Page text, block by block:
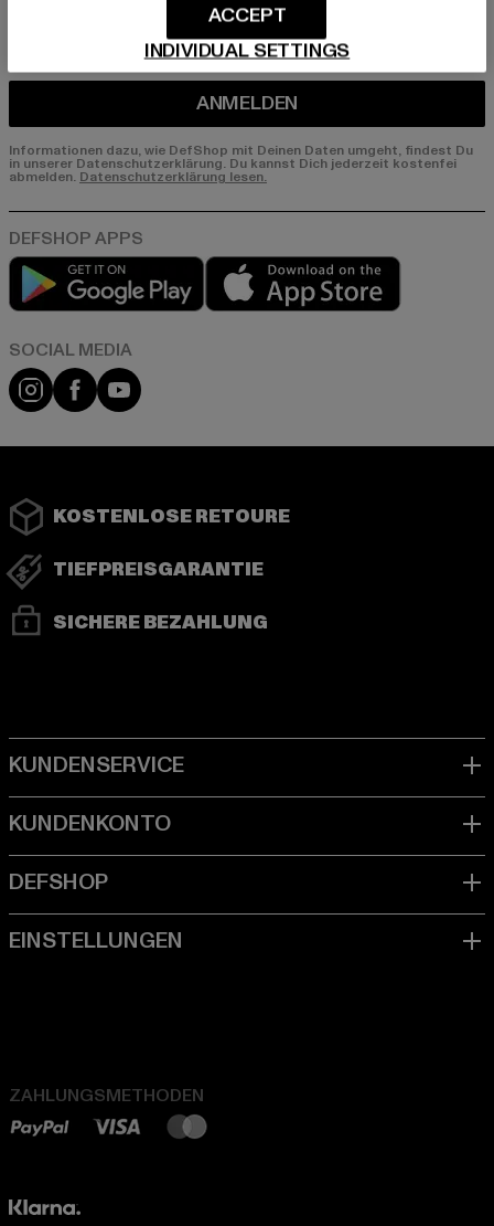
ANMELDEN
Informationen dazu, wie DefShop mit Deinen Daten umgeht, findest Du
in unserer Datenschutzerklärung. Du kannst Dich jederzeit kostenfei
abmelden. Datenschutzerklärung lesen.
Play market
Instagram
FacebookYouTube
KOSTENLOSE RETOURE
TIEFPREISGARANTIE
SICHERE BEZAHLUNG
ZAHLUNGSMETHODEN
INDIVIDUAL SETTINGS
ACCEPT